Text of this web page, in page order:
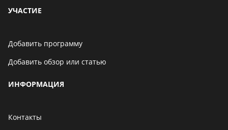
УЧАСТИЕ
Добавить программу
Добавить обзор или статью
ИНФОРМАЦИЯ
Контакты